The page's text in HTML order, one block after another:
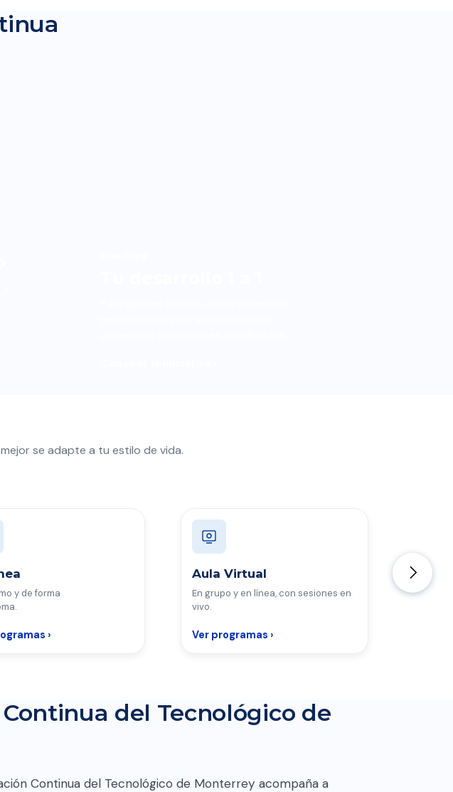
se adapte a tu estilo de vida.
y de forma
›
Aula Virtual
En grupo y en línea, con sesiones en
vivo.
Ver programas ›
Live
del Tecnológico de
Continua del Tecnológico de Monterrey acompaña a